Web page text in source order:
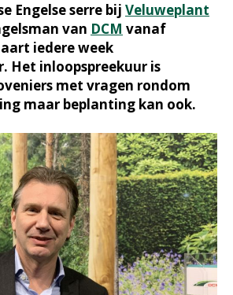
Engelse serre bij Veluweplant
van DCM vanaf
iedere week
Het inloopspreekuur is
met vragen rondom
maar beplanting kan ook.